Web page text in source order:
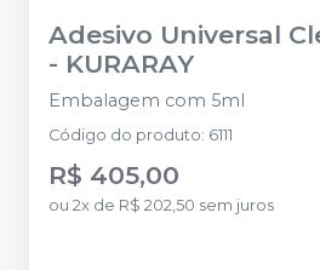
Adesivo Universal
- KURARAY
Embalagem com 5ml
Código do produto: 6111
R$ 405,00
ou 2x de R$ 202,50 sem juros